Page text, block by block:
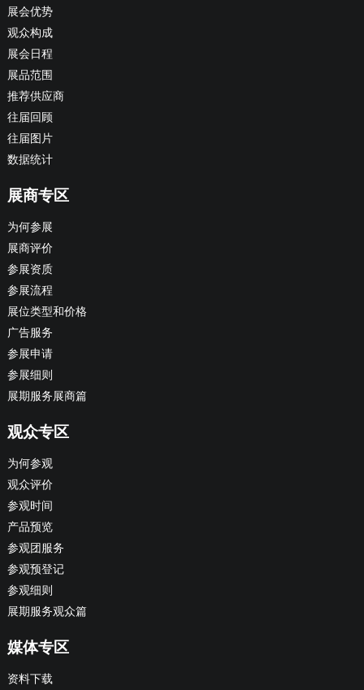
展会优势
观众构成
展会日程
展品范围
推荐供应商
往届回顾
往届图片
数据统计
展商专区
为何参展
展商评价
参展资质
参展流程
展位类型和价格
广告服务
参展申请
参展细则
展期服务展商篇
观众专区
为何参观
观众评价
参观时间
产品预览
参观团服务
参观预登记
参观细则
展期服务观众篇
媒体专区
资料下载